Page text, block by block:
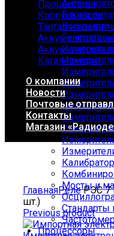
Блоки
передачи
Мосты и
Стандарты
Процессоры
Процессоры
Корпуса часов
Тантал из радио
Катализаторы
О компании
Новости
Почтовые
Контакты
Магазин
Click to enlarge
ГлавнаяРелеРЭС 7
шт.)
Previous product